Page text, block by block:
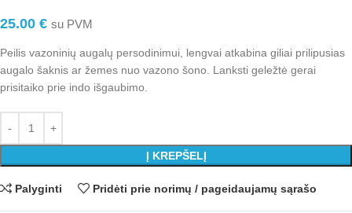
25.00 € su PVM
Peilis vazoninių augalų persodinimui, lengvai atkabina giliai prilipusias
augalo šaknis ar žemes nuo vazono šono. Lanksti geležtė gerai
prisitaiko prie indo išgaubimo.
Į KREPŠELĮ
Palyginti Pridėti prie norimų / pageidaujamų sąrašo